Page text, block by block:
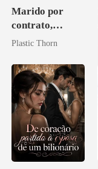
Marido por
contrato,
amante de
Plastic Thorn